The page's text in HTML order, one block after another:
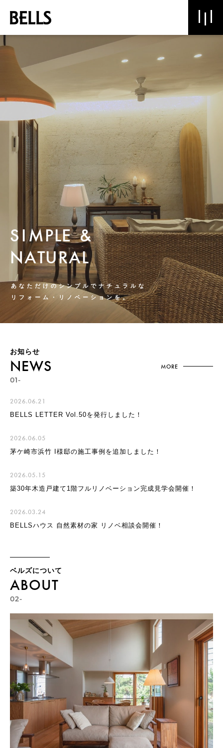
SIMPLE &
NATURAL
あ な た だ け の シ ン プ ル で ナ チ ュ ラ ル な
リ
フ ォ ー ム ・ リ ノ ベ ー シ ョ ン を 。
お知らせ
NEWS
01-
MORE
2026.06.21
BELLS LETTER Vol.50を発行しました！
2026.06.05
茅ケ崎市浜竹 I様邸の施工事例を追加しました！
2026.05.15
築30年木造戸建て1階フルリノベーション完成見学会開催！
2026.03.24
BELLSハウス 自然素材の家 リノベ相談会開催！
ベルズについて
ABOUT
02-